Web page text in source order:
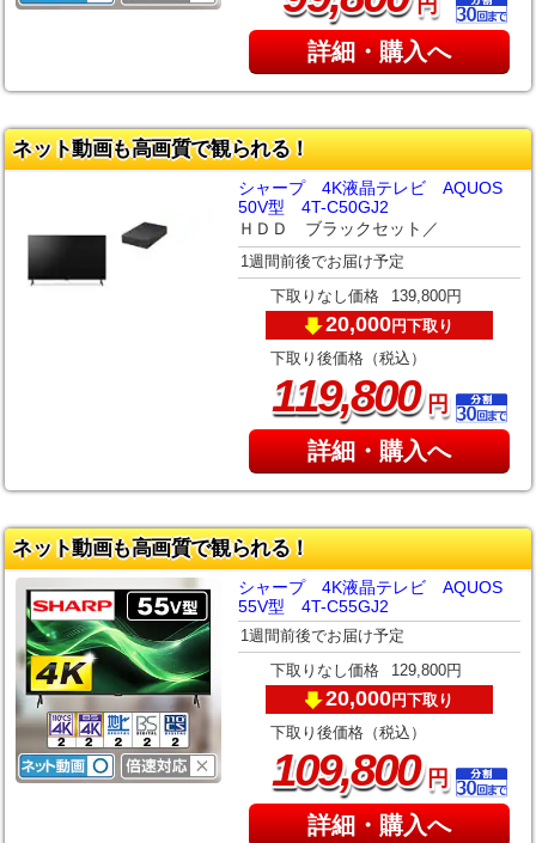
円
詳細・購入へ
ネット動画も高画質で観られる！
シャープ 4K液晶テレビ AQUOS
50V型 4T-C50GJ2
ＨＤＤ ブラックセット／
1週間前後でお届け予定
下取りなし価格 139,800円
20,000円下取り
下取り後価格（税込）
119,800円
詳細・購入へ
ネット動画も高画質で観られる！
シャープ 4K液晶テレビ AQUOS
55V型 4T-C55GJ2
1週間前後でお届け予定
下取りなし価格 129,800円
20,000円下取り
下取り後価格（税込）
109,800円
詳細・購入へ